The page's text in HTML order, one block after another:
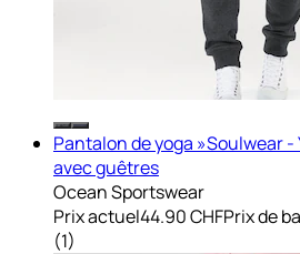
Pantalon de yoga »Soulwear -
avec guêtres
Ocean Sportswear
Prix actuel44.90 CHFPrix de
(1)